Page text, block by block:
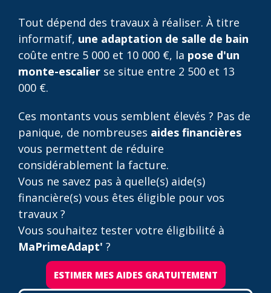
Tout dépend des travaux à réaliser. À titre
informatif, une adaptation de salle de bain
coûte entre 5 000 et 10 000 €, la pose d'un
monte-escalier se situe entre 2 500 et 13
000 €.
Ces montants vous semblent élevés ? Pas de
panique, de nombreuses aides financières
vous permettent de réduire
considérablement la facture.
Vous ne savez pas à quelle(s) aide(s)
financière(s) vous êtes éligible pour vos
travaux ?
Vous souhaitez tester votre éligibilité à
MaPrimeAdapt' ?
ESTIMER MES AIDES GRATUITEMENT